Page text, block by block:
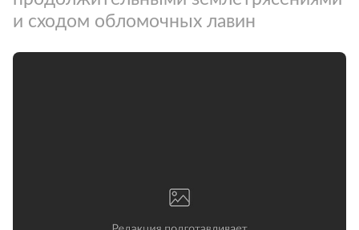
и сходом обломочных лавин